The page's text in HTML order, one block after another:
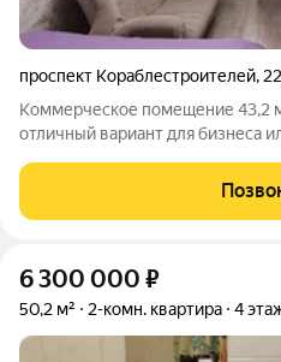
проспект Кораблестроителей,
Коммерческое помещение 43,2
отличный вариант для бизнеса
для использования под
Основные преимущества:
6 300 000 ₽
50,2 м² 2-комн. квартира 4